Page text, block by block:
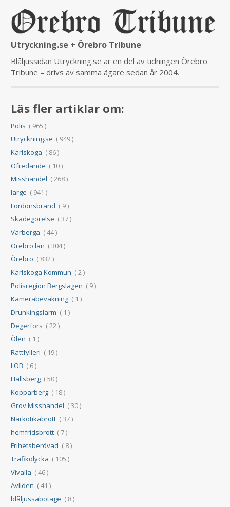
Utryckning.se + Örebro Tribune
Blåljussidan Utryckning.se är en del av tidningen Örebro
Tribune – drivs av samma ägare sedan år 2004.
Läs fler artiklar om:
Polis ( 965 )
Utryckning.se ( 949 )
Karlskoga ( 86 )
Ofredande ( 10 )
Misshandel ( 268 )
large ( 941 )
Fordonsbrand ( 9 )
Skadegörelse ( 37 )
Varberga ( 44 )
Örebro län ( 304 )
Örebro ( 832 )
Karlskoga Kommun ( 2 )
Polisregion Bergslagen ( 9 )
Kamerabevakning ( 1 )
Drunkingslarm ( 1 )
Degerfors ( 22 )
Ölen ( 1 )
Rattfylleri ( 19 )
LOB ( 6 )
Hallsberg ( 50 )
Kopparberg ( 18 )
Grov Misshandel ( 30 )
Narkotikabrott ( 37 )
hemfridsbrott ( 7 )
Frihetsberövad ( 8 )
Trafikolycka ( 105 )
Vivalla ( 46 )
Avliden ( 41 )
blåljussabotage ( 8 )